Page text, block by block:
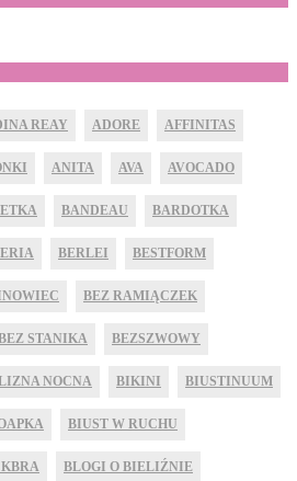
REAY ADORE AFFINITAS
ANITA AVA AVOCADO
BANDEAU BARDOTKA
BERLEI BESTFORM
BEZ RAMIĄCZEK
STANIKA BEZSZWOWY
NOCNA BIKINI BIUSTINUUM
BIUST W RUCHU
BLOGI O BIELIŹNIE